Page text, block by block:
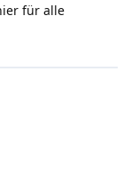
für alle